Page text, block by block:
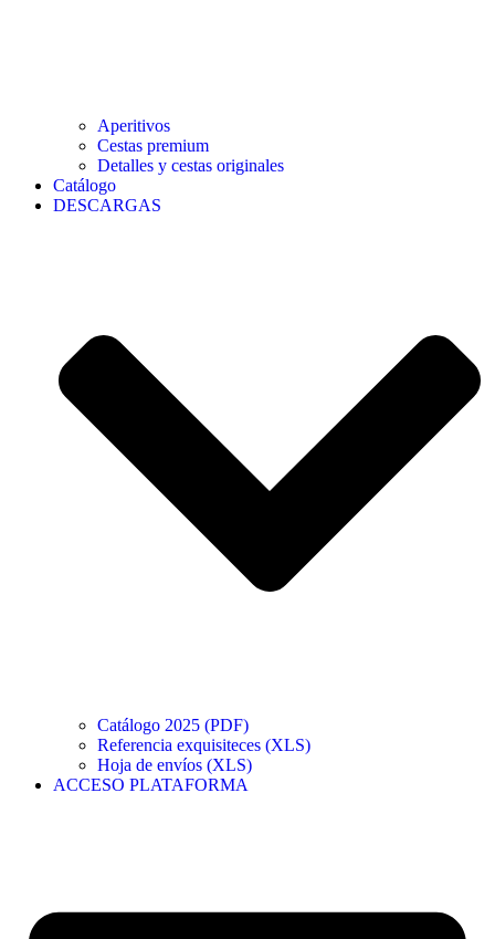
Aperitivos
Cestas premium
Detalles y cestas originales
Catálogo
DESCARGAS
Catálogo 2025 (PDF)
Referencia exquisiteces (XLS)
Hoja de envíos (XLS)
ACCESO PLATAFORMA